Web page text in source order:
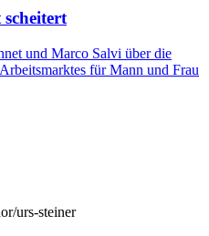
und Marco Salvi über die
für Mann und Frau
urs-steiner